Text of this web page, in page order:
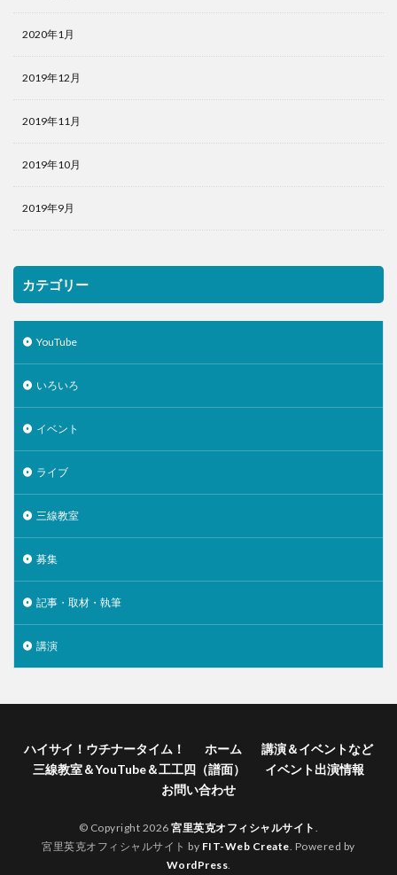
2020年1月
2019年12月
2019年11月
2019年10月
2019年9月
カテゴリー
YouTube
いろいろ
イベント
ライブ
三線教室
募集
記事・取材・執筆
講演
ハイサイ！ウチナータイム！ ホーム
講演＆イベントなど
三線教室＆YouTube＆工工四（譜面）
イベント出演情報
お問い合わせ
© Copyright 2026宮里英克オフィシャルサイト
宮里英克オフィシャルサイト by FIT-Web Create . Powered by
WordPress